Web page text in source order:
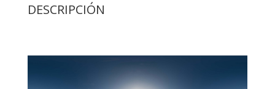
DESCRIPCIÓN